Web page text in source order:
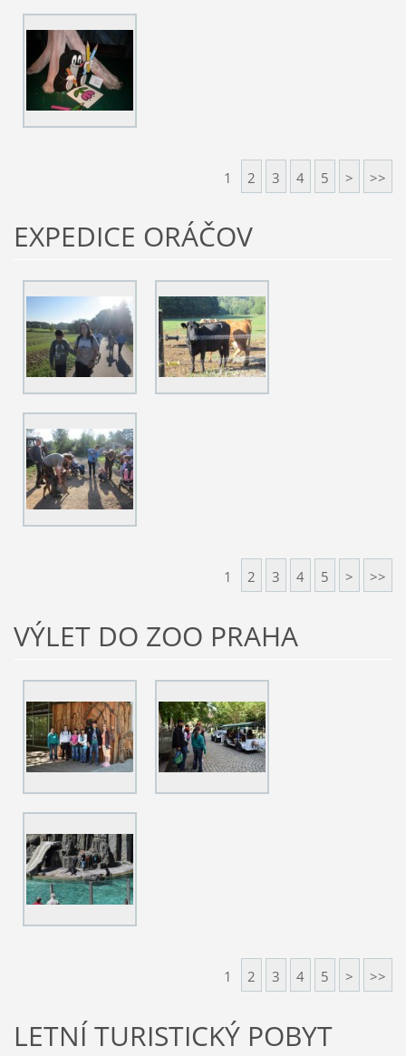
1 2 3 4 5 > >>
EXPEDICE ORÁČOV
1 2 3 4 5 > >>
VÝLET DO ZOO PRAHA
1 2 3 4 5 > >>
LETNÍ TURISTICKÝ POBYT